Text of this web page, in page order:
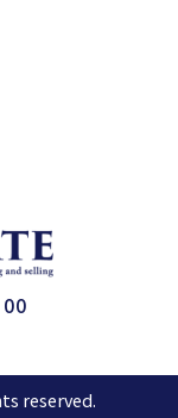
reserved.